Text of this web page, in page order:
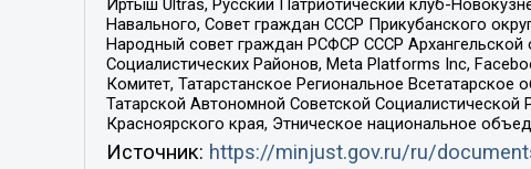
Иртыш Ultras, Русский Патриотический клуб-
Навального, Совет граждан СССР Прикубанского
Народный совет граждан РСФСР СССР
Социалистических Районов, Meta Platforms Inc,
Комитет, Татарстанское Региональное
Татарской Автономной Советской
Красноярского края, Этническое национальное
Источник: https://minjust.gov.ru/ru/